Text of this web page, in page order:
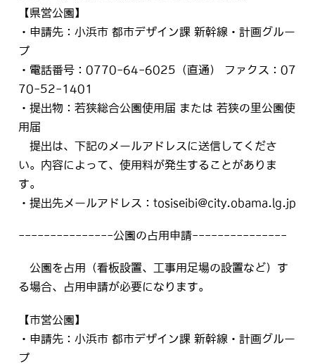
【県営公園】
・申請先：小浜市 都市デザイン課 新幹線・計画グルー
プ
・電話番号：0770-64-6025（直通） ファクス：07
70-52-1401
・提出物：若狭総合公園使用届 または 若狭の里公園使
用届
提出は、下記のメールアドレスに送信してくださ
い。内容によって、使用料が発生することがありま
す。
・提出先メールアドレス：tosiseibi@city.obama.lg.jp
---------------公園の占用申請---------------
公園を占用（看板設置、工事用足場の設置など）す
る場合、占用申請が必要になります。
【市営公園】
・申請先：小浜市 都市デザイン課 新幹線・計画グルー
プ